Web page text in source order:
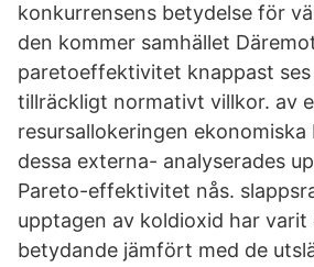
konkurrensens betydelse för
den kommer samhället
paretoeffektivitet knappast
tillräckligt normativt villkor. av
resursallokeringen ekonomiska
dessa externa- analyserades
Pareto-effektivitet nås.
upptagen av koldioxid har varit
betydande jämfört med de